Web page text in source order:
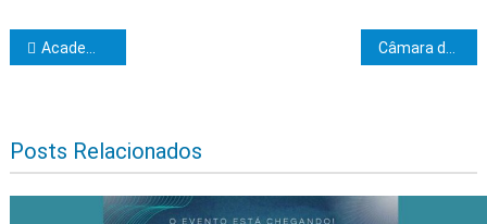
Navegação de Post
Academia de Letras de Ilhéus empossa Alessandro Fernandes Câmara de Vereadores de Ibicaraí realiza oitava sessão ordinária do primeiro período legislativo
Posts Relacionados